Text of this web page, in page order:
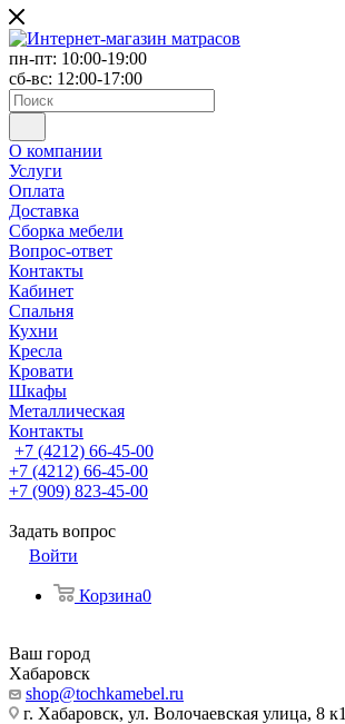
пн-пт: 10:00-19:00
сб-вс: 12:00-17:00
О компании
Услуги
Оплата
Доставка
Сборка мебели
Вопрос-ответ
Контакты
Кабинет
Спальня
Кухни
Кресла
Кровати
Шкафы
Металлическая
Контакты
+7 (4212) 66-45-00
+7 (4212) 66-45-00
+7 (909) 823-45-00
Задать вопрос
Войти
Корзина0
Ваш город
Хабаровск
shop@tochkamebel.ru
г. Хабаровск, ул. Волочаевская улица, 8 к1